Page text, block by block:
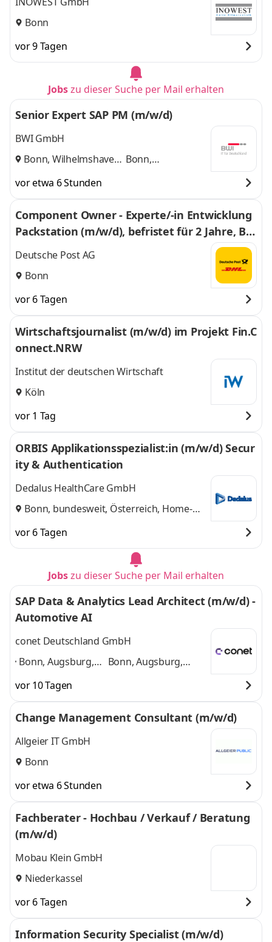
Bonn
vor 9 Tagen
Jobszu dieser Suche per Mail erhalten
Senior Expert SAP PM (m/w/d)
BWI GmbH
Bonn, Wilhelmshaven Bonn,
vor etwa 6 Stunden
Component Owner - Experte/-in Entwicklung
Packstation (m/w/d), befristet für 2 Jahre, Bo
nn
Deutsche Post AG
Bonn
vor 6 Tagen
Wirtschaftsjournalist (m/w/d) im Projekt Fin.C
onnect.NRW
Institut der deutschen Wirtschaft
Köln
vor 1 Tag
ORBIS Applikationsspezialist:in (m/w/d) Secur
ity & Authentication
Dedalus HealthCare GmbH
Bonn, bundesweit, Österreich, Home-
vor 6 Tagen
Jobszu dieser Suche per Mail erhalten
SAP Data & Analytics Lead Architect (m/w/d) -
Automotive AI
conet Deutschland GmbH
Bonn, Augsburg,
Düsseldorf,
Frankfurt am Main,
Garching bei
München,
Hamburg ,
Bonn, Augsburg,
am Main, Garching
bei München,
vor 10 Tagen
Change Management Consultant (m/w/d)
Allgeier IT GmbH
Bonn
vor etwa 6 Stunden
Fachberater - Hochbau / Verkauf / Beratung
(m/w/d)
Mobau Klein GmbH
Niederkassel
vor 6 Tagen
Information Security Specialist (m/w/d)